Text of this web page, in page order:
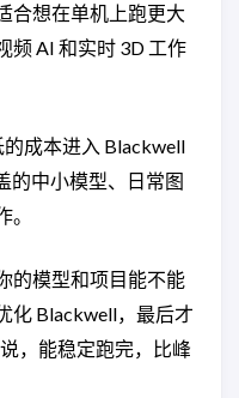
合想在单机上跑更大
频 AI 和实时 3D 工作
成本进入 Blackwell
的中小模型、日常图
的模型和项目能不能
化 Blackwell，最后才
，能稳定跑完，比峰